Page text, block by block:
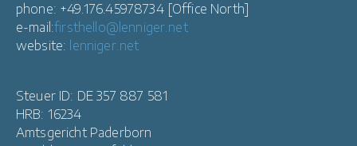
phone: +49.176.45978734 [Office North]
e-mail:firsthello@lenniger.net
website: lenniger.net
Steuer ID: DE 357 887 581
HRB: 16234
Amtsgericht Paderborn